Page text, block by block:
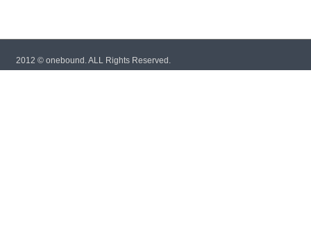
2012 © onebound. ALL Rights Reserved.